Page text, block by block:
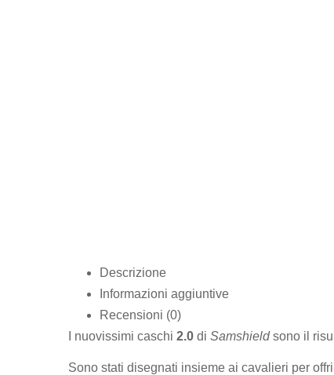
Descrizione
Informazioni aggiuntive
Recensioni (0)
I nuovissimi caschi 2.0 di Samshieldsono il
Sono stati disegnati insieme ai cavalieri per